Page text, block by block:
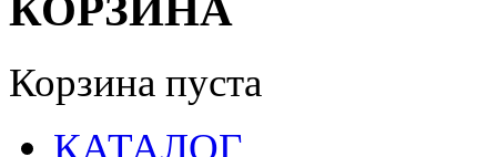
КОРЗИНА
Корзина пуста
КАТАЛОГ